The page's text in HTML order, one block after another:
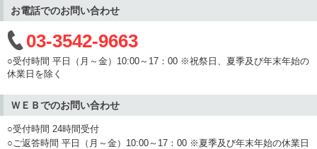
お電話でのお問い合わせ
03-3542-9663
○受付時間 平日（月～金）10:00～17：00 ※祝祭日、夏季及び年末年始の
休業日を除く
ＷＥＢでのお問い合わせ
○受付時間 24時間受付
○ご返答時間 平日（月～金）10:00～17：00 ※夏季及び年末年始の休業日